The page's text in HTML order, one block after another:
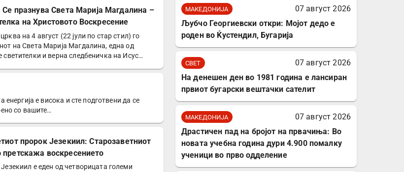
Се празнува Света Марија Магдалина –
на Христовото Воскресение
на 4 август (22 јули по стар стил) го
на Света Марија Магдалина, една од
светителки и верна следбеничка на Исус…
е висока и сте подготвени да се
со вашите…
пророк Језекиил: Старозаветниот
воскресението
е еден од четворицата големи
МАКЕДОНИЈА
07 август 2026
Љубчо Георгиевски откри: Мојот дедо е
роден во Ќустендил, Бугарија
СВЕТ
07 август 2026
На денешен ден во 1981 година е лансиран
првиот бугарски вештачки сателит
МАКЕДОНИЈА
07 август 2026
Драстичен пад на бројот на првачиња: Во
новата учебна година дури 4.900 помалку
ученици во прво одделение